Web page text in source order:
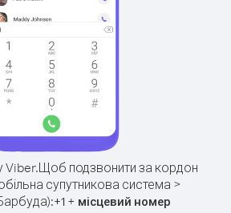
Viber.Щоб подзвонити за кордон
супутникова система >
+1+ місцевий номер